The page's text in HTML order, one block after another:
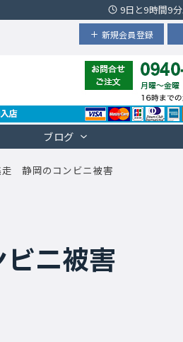
9日と9時間9
新規会員登録
ブログ
走 静岡のコンビニ被害
ニ被害